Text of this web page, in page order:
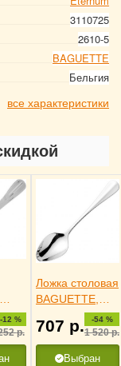
3110725
2610-5
BAGUETTE
Бельгия
все характеристики
-12 %
р.
Ложка столовая
BAGUETTE,
3110153
707 р. -54 %
1 520р.
Выбран